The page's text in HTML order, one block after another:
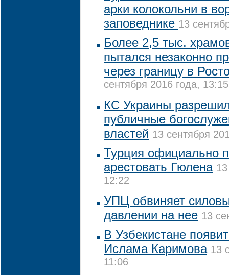
арки колокольни в
заповеднике 13
Более 2,5 тыс.
пытался незаконно
через границу в
сентября 2016 года, 13:15
КС Украины
публичные
властей 13 сентября
Турция официально
арестовать Гюлена
12:22
УПЦ обвиняет
давлении на нее 13
В Узбекистане
Ислама Каримова 13
11:06